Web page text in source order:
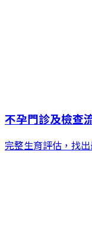
不孕門診及檢查
完整生育評估，找